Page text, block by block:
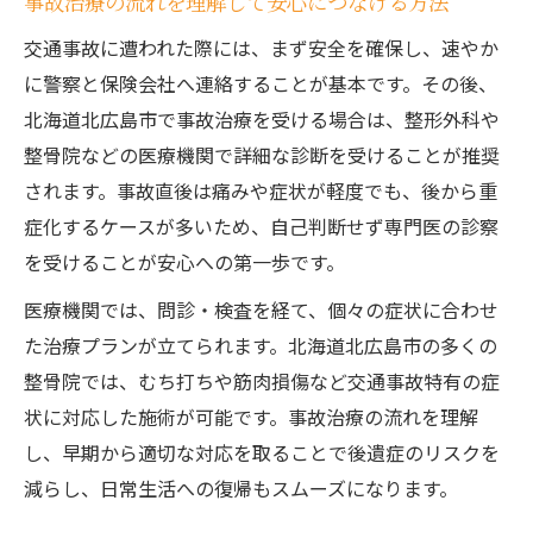
交通事故に遭われた際には、まず安全を確保し、速やか
に警察と保険会社へ連絡することが基本です。その後、
北海道北広島市で事故治療を受ける場合は、整形外科や
整骨院などの医療機関で詳細な診断を受けることが推奨
されます。事故直後は痛みや症状が軽度でも、後から重
症化するケースが多いため、自己判断せず専門医の診察
を受けることが安心への第一歩です。
医療機関では、問診・検査を経て、個々の症状に合わせ
た治療プランが立てられます。北海道北広島市の多くの
整骨院では、むち打ちや筋肉損傷など交通事故特有の症
状に対応した施術が可能です。事故治療の流れを理解
し、早期から適切な対応を取ることで後遺症のリスクを
減らし、日常生活への復帰もスムーズになります。